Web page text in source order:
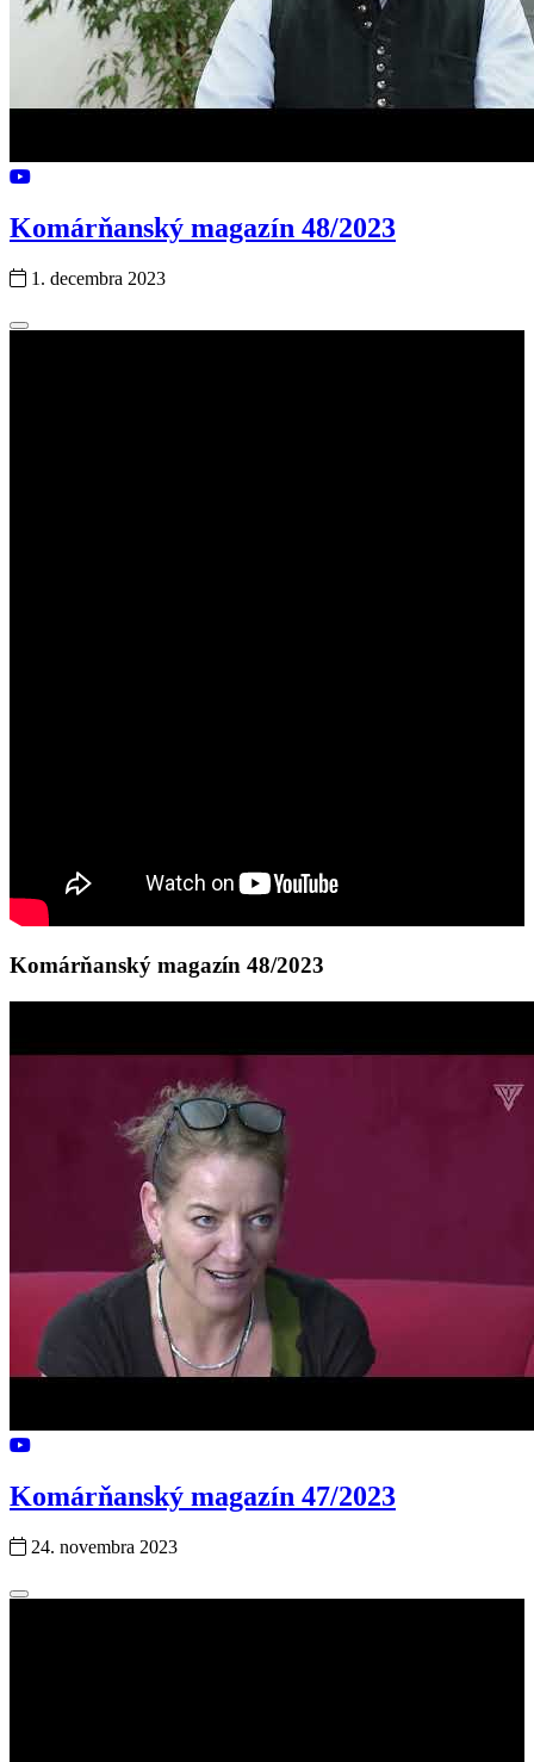
Komárňanský magazín 48/2023
1. decembra 2023
Komárňanský magazín 48/2023
Komárňanský magazín 47/2023
24. novembra 2023